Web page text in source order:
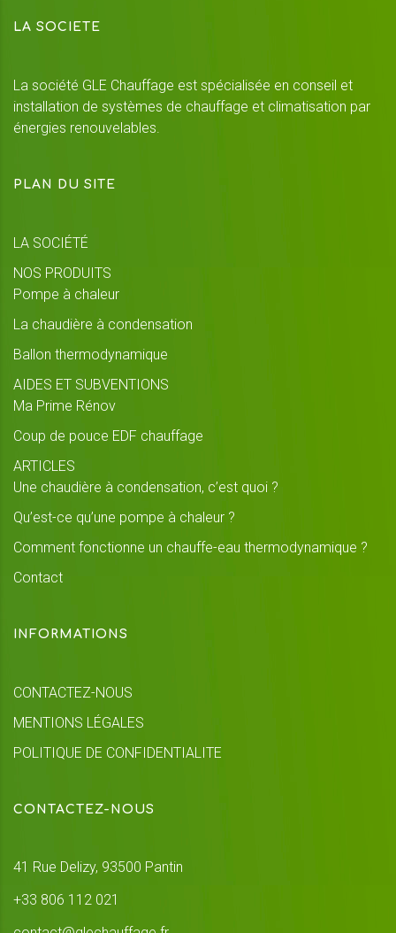
LA SOCIETE
La société GLE Chauffage est spécialisée en conseil et
installation de systèmes de chauffage et climatisation par
énergies renouvelables.
PLAN DU SITE
LA SOCIÉTÉ
NOS PRODUITS
Pompe à chaleur
La chaudière à condensation
Ballon thermodynamique
AIDES ET SUBVENTIONS
Ma Prime Rénov
Coup de pouce EDF chauffage
ARTICLES
Une chaudière à condensation, c’est quoi ?
Qu’est-ce qu’une pompe à chaleur ?
Comment fonctionne un chauffe-eau thermodynamique ?
Contact
INFORMATIONS
CONTACTEZ-NOUS
MENTIONS LÉGALES
POLITIQUE DE CONFIDENTIALITE
CONTACTEZ-NOUS
41 Rue Delizy, 93500 Pantin
+33 806 112 021